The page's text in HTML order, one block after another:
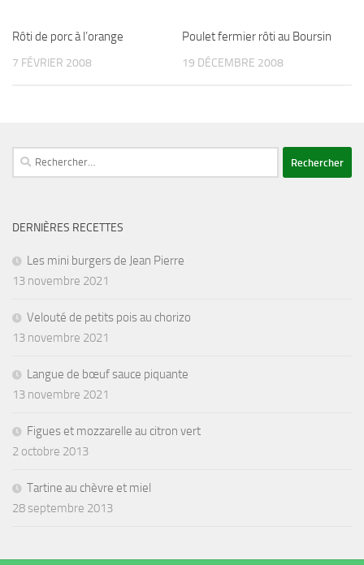
Rôti de porc à l’orange
7 FÉVRIER 2008
Poulet fermier rôti au Boursin
19 DÉCEMBRE 2008
Rechercher :
DERNIÈRES RECETTES
Les mini burgers de Jean Pierre
13 novembre 2021
Velouté de petits pois au chorizo
13 novembre 2021
Langue de bœuf sauce piquante
13 novembre 2021
Figues et mozzarelle au citron vert
2 octobre 2013
Tartine au chèvre et miel
28 septembre 2013